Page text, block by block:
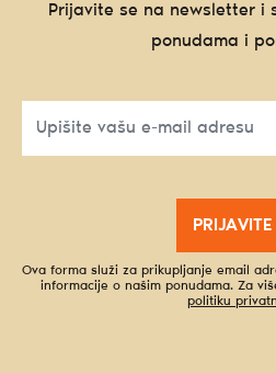
Prijavite se na newsletter i
ponudama i
PRIJAVITE
Ova forma služi za prikupljanje email
informacije o našim ponudama. Za
politiku